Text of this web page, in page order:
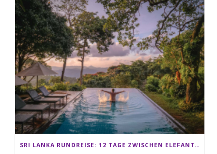
SRI LANKA RUNDREISE: 12 TAGE ZWISCHEN ELEFANTEN, TEEPLANTAGEN & STRAND ALS FAMILIE